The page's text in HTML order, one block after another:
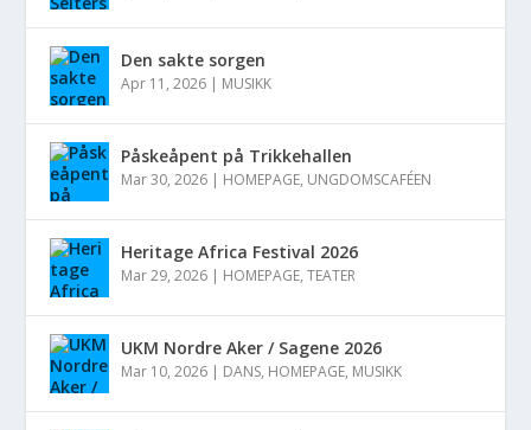
Den sakte sorgen
Apr 11, 2026 | MUSIKK
Påskeåpent på Trikkehallen
Mar 30, 2026 | HOMEPAGE, UNGDOMSCAFÉEN
Heritage Africa Festival 2026
Mar 29, 2026 | HOMEPAGE,TEATER
UKM Nordre Aker / Sagene 2026
Mar 10, 2026 | DANS, HOMEPAGE, MUSIKK